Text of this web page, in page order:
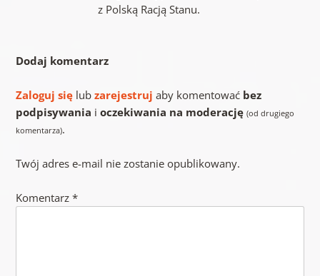
z Polską Racją Stanu.
Dodaj komentarz
Zaloguj sięlub zarejestruj aby komentować bez
podpisywania i oczekiwania na moderację (od drugiego
komentarza).
Twój adres e-mail nie zostanie opublikowany.
Komentarz *